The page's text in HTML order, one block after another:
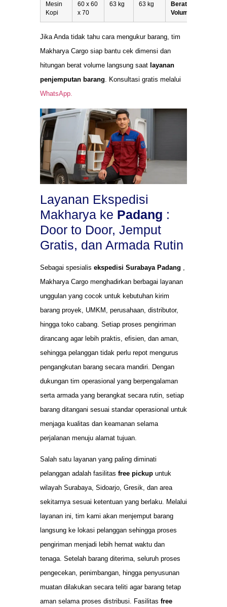
Mesin
Kopi
60 x 60
x 70
63 kg 63 kg
Berat
Volume
Jika Anda tidak tahu cara mengukur barang, tim
Makharya Cargo siap bantu cek dimensi dan
hitungan berat volume langsung saat layanan
penjemputan barang. Konsultasi gratis melalui
WhatsApp.
Layanan Ekspedisi
Makharya ke Padang :
Door to Door, Jemput
Gratis, dan Armada Rutin
Sebagai spesialis ekspedisi Surabaya Padang
Makharya Cargo menghadirkan berbagai layanan
unggulan yang cocok untuk kebutuhan kirim
barang proyek, UMKM, perusahaan, distributor,
hingga toko cabang. Setiap proses pengiriman
dirancang agar lebih praktis, efisien, dan aman,
sehingga pelanggan tidak perlu repot mengurus
pengangkutan barang secara mandiri. Dengan
dukungan tim operasional yang berpengalaman
serta armada yang berangkat secara rutin, setiap
barang ditangani sesuai standar operasional untuk
menjaga kualitas dan keamanan selama
perjalanan menuju alamat tujuan.
Salah satu layanan yang paling diminati
pelanggan adalah fasilitas free pickup untuk
wilayah Surabaya, Sidoarjo, Gresik, dan area
sekitarnya sesuai ketentuan yang berlaku. Melalui
layanan ini, tim kami akan menjemput barang
langsung ke lokasi pelanggan sehingga proses
pengiriman menjadi lebih hemat waktu dan
tenaga. Setelah barang diterima, seluruh proses
pengecekan, penimbangan, hingga penyusunan
muatan dilakukan secara teliti agar barang tetap
aman selama proses distribusi. Fasilitas free